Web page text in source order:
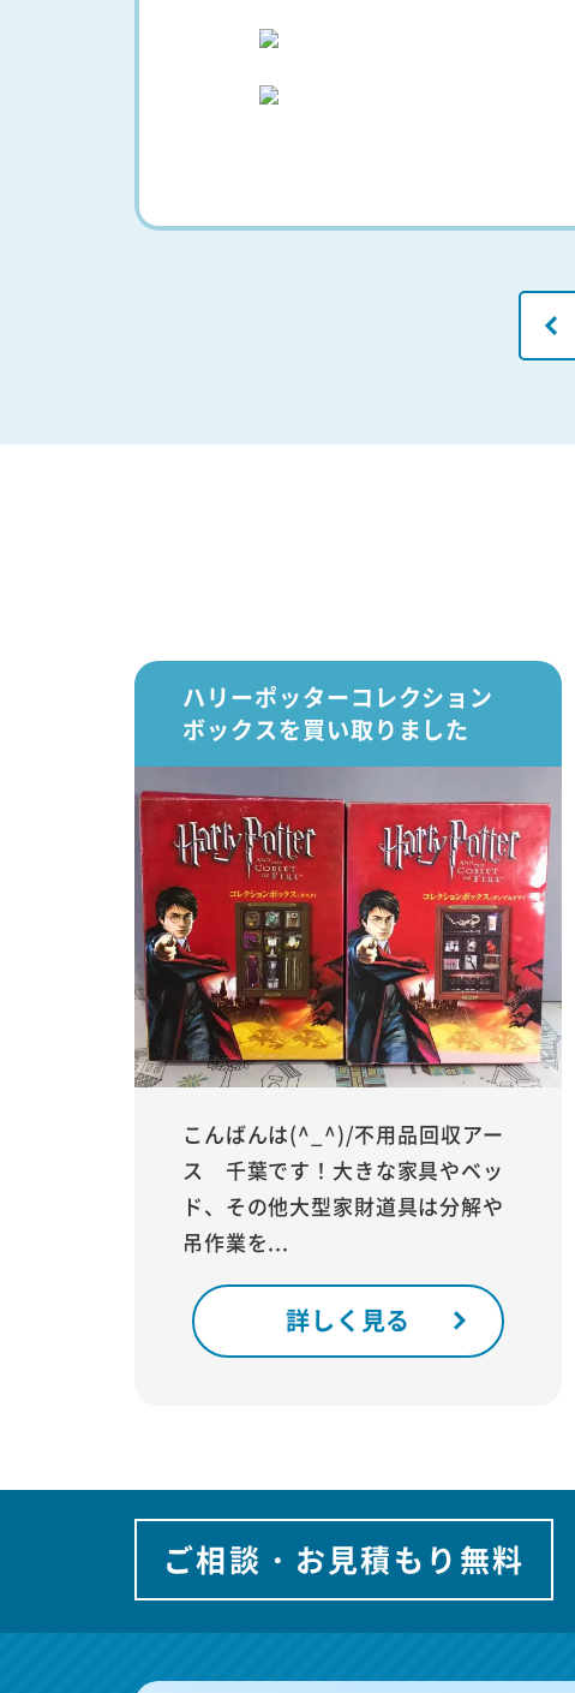
ハリーポッターコレクション
ボックスを買い取りました
こんばんは(^_^)/不用品回収アー
ス 千葉です！大きな家具やベッ
ド、その他大型家財道具は分解や
吊作業を...
詳しく見る
ご相談・お見積もり無料